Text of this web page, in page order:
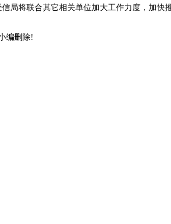
局将联合其它相关单位加大工作力度，加
编删除!